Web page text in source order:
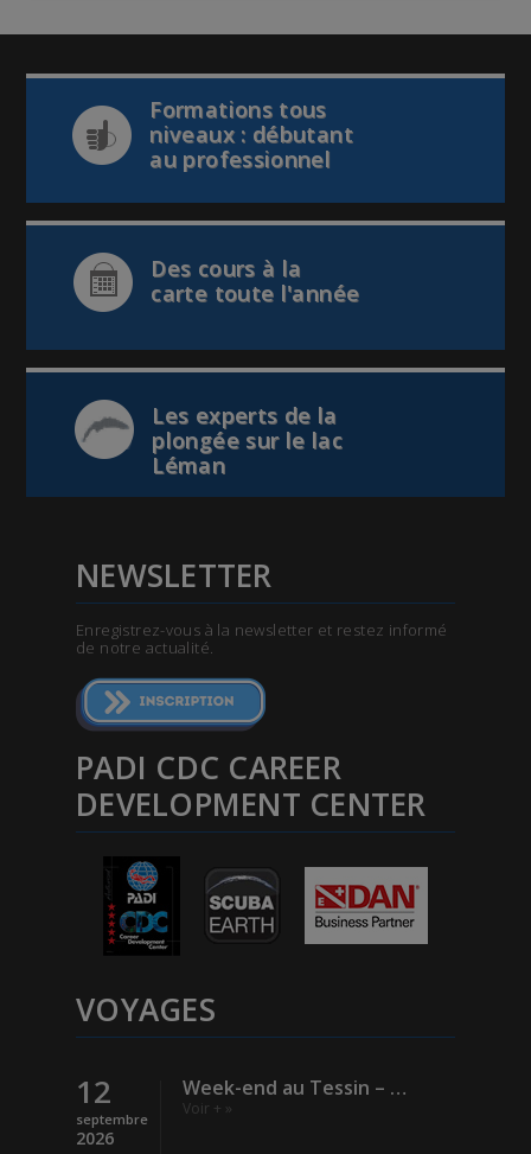
Formations tous
niveaux : débutant
au professionnel
Des cours à la
carte toute l'année
Les experts de la
plongée sur le lac
Léman
NEWSLETTER
Enregistrez-vous à la newsletter et restez informé
de notre actualité.
PADI CDC CAREER
DEVELOPMENT CENTER
VOYAGES
12
septembre
2026
Week-end au Tessin – Verzasca (Rivière)
Voir + »